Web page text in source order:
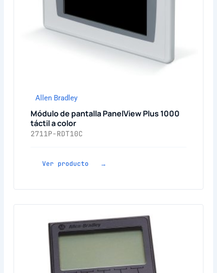
Allen Bradley
Módulo de pantalla PanelView Plus 1000
táctil a color
2711P-RDT10C
Ver producto →